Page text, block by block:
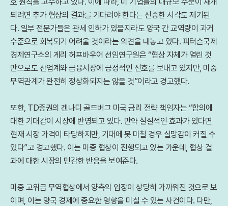
되려면 추가 협상의 결과를 기다려야 한다는 신중한 시각도 제기된
다. 일부 전문가들은 관세 인하가 있을지라도 양국 간 교역량이 과거
수준으로 회복되기 어려울 것이라는 의견을 내놓고 있다. 피터슨국제
경제연구소의 게리 허프바우어 선임연구원은 “협상 자체가 열린 것
만으로도 산업계와 금융시장에 긍정적인 신호를 보내고 있지만, 미중
무역관계가 완전히 정상화되지는 않을 것”이라고 경고했다.
또한, TD증권의 겐나디 골드버그 미국 금리 전략 책임자는 “합의에
대한 기대감이 시장에 반영되고 있다. 만약 실질적인 효과가 있다면
현재 시장 가격이 타당하지만, 기대에 못 미칠 경우 실망감이 커질 수
있다”고 경고했다. 이는 미중 협상이 진행되고 있는 가운데, 협상 결
과에 대한 시장의 민감한 반응을 보여준다.
미중 고위급 무역협상에서 양측의 입장이 상당히 가까워진 것으로 보
이며, 이는 양국 경제에 중요한 영향을 미칠 수 있는 사건이다. 다만,